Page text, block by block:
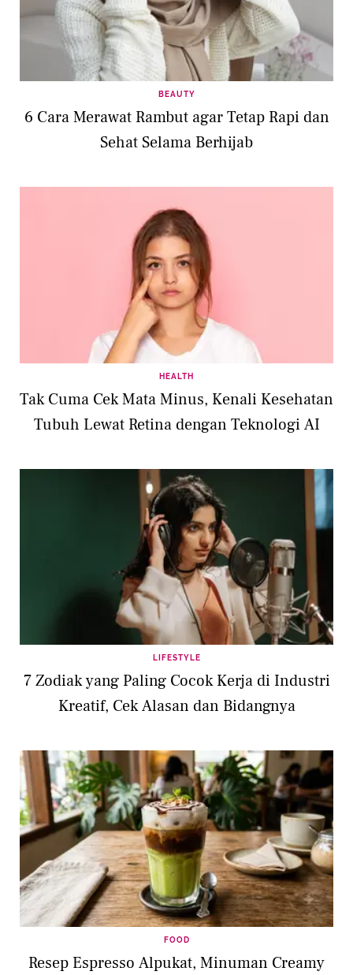
BEAUTY
6 Cara Merawat Rambut agar Tetap Rapi dan
Sehat Selama Berhijab
HEALTH
Tak Cuma Cek Mata Minus, Kenali Kesehatan
Tubuh Lewat Retina dengan Teknologi AI
LIFESTYLE
7 Zodiak yang Paling Cocok Kerja di Industri
Kreatif, Cek Alasan dan Bidangnya
FOOD
Resep Espresso Alpukat, Minuman Creamy